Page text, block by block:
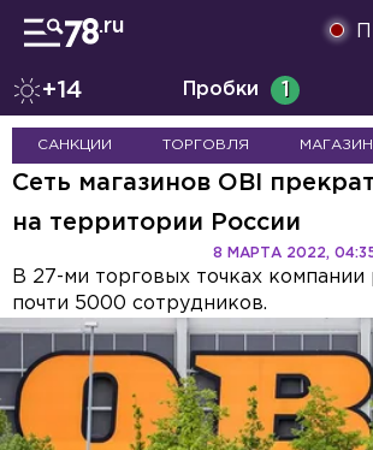
+14 Пробки 1
САНКЦИИ ТОРГОВЛЯ
Сеть магазинов OBI
на территории России
8 МАРТА 2022,
В 27-ми торговых точках компании
почти 5000 сотрудников.